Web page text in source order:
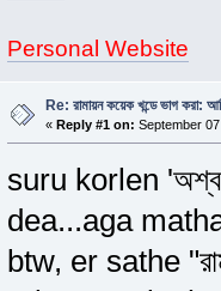
Personal Website
Re: রামায়ন কয়েক খন্ডে ভাগ করা:
« Reply #1 on: September
suru korlen
dea...aga
btw, er sathe